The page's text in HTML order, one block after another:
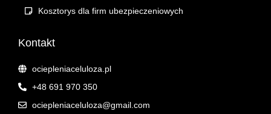
Kosztorys dla firm ubezpieczeniowych
Kontakt
ociepleniaceluloza.pl
+48 691 970 350
ociepleniaceluloza@gmail.com